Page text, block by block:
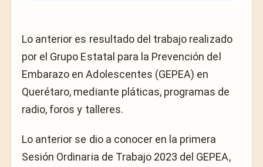
Lo anterior es resultado del trabajo realizado
por el Grupo Estatal para la Prevención del
Embarazo en Adolescentes (GEPEA) en
Querétaro, mediante pláticas, programas de
radio, foros y talleres.
Lo anterior se dio a conocer en la primera
Sesión Ordinaria de Trabajo 2023 del GEPEA,